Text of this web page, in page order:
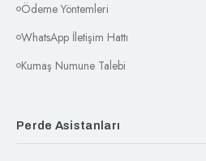
Ödeme Yöntemleri
WhatsApp İletişim Hattı
Kumaş Numune Talebi
Perde Asistanları